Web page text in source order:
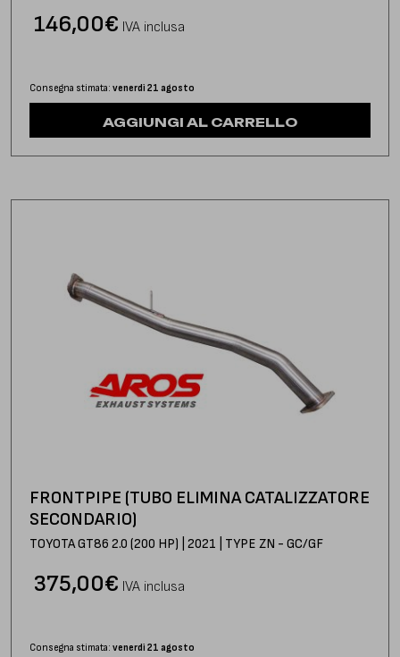
€
146,00 IVA inclusa
Consegna stimata: venerdì 21 agosto
AGGIUNGI AL CARRELLO
FRONTPIPE (TUBO ELIMINA CATALIZZATORE
SECONDARIO)
TOYOTA GT86 2.0 (200 HP) | 2021 | TYPE ZN - GC/GF
€
375,00 IVA inclusa
Consegna stimata: venerdì 21 agosto